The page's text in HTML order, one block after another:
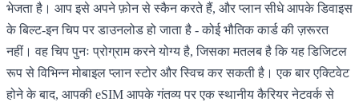
भेजता है। आप इसे अपने फ़ोन से स्कैन करते हैं, और प्लान सीधे आपके डिवाइस
के बिल्ट-इन चिप पर डाउनलोड हो जाता है - कोई भौतिक कार्ड की ज़रूरत
नहीं। वह चिप पुनः प्रोग्राम करने योग्य है, जिसका मतलब है कि यह डिजिटल
रूप से विभिन्न मोबाइल प्लान स्टोर और स्विच कर सकती है। एक बार एक्टिवेट
होने के बाद, आपकी eSIM आपके गंतव्य पर एक स्थानीय कैरियर नेटवर्क से